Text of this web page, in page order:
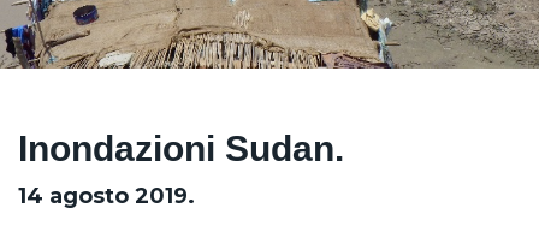
Inondazioni Sudan.
14 agosto 2019.